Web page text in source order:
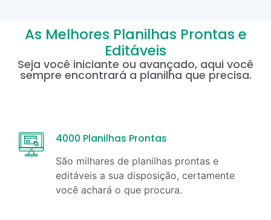
As Melhores Planilhas Prontas e
Editáveis
Seja você iniciante ou avançado, aqui você
sempre encontrará a planilha que precisa.
4000 Planilhas Prontas
São milhares de planilhas prontas e
editáveis a sua disposição, certamente
você achará o que procura.